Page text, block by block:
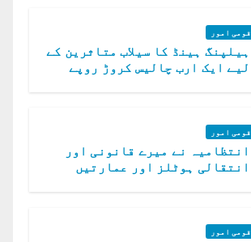
قومی امور
ہیلپنگ ہینڈ کا سیلاب متاثرین کے
لیے ایک ارب چالیس کروڑ روپے
قومی امور
انتظامیہ نے میرے قانونی اور
انتقالی ہوٹلز اور عمارتیں
قومی امور